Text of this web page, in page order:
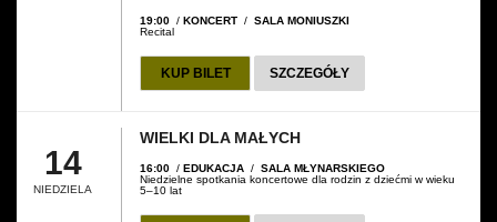
19:00 / KONCERT / SALA MONIUSZKI
Recital
KUP BILET SZCZEGÓŁY
14
NIEDZIELA
WIELKI DLA MAŁYCH
16:00 / EDUKACJA / SALA MŁYNARSKIEGO
Niedzielne spotkania koncertowe dla rodzin z dziećmi w wieku
5–10 lat